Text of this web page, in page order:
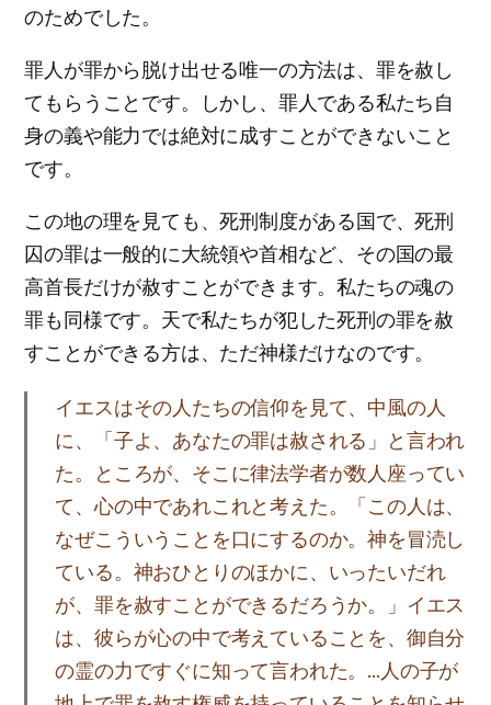
のためでした。
罪人が罪から脱け出せる唯一の方法は、罪を赦し
てもらうことです。しかし、罪人である私たち自
身の義や能力では絶対に成すことができないこと
です。
この地の理を見ても、死刑制度がある国で、死刑
囚の罪は一般的に大統領や首相など、その国の最
高首長だけが赦すことができます。私たちの魂の
罪も同様です。天で私たちが犯した死刑の罪を赦
すことができる方は、ただ神様だけなのです。
イエスはその人たちの信仰を見て、中風の人
に、「子よ、あなたの罪は赦される」と言われ
た。ところが、そこに律法学者が数人座ってい
て、心の中であれこれと考えた。「この人は、
なぜこういうことを口にするのか。神を冒涜し
ている。神おひとりのほかに、いったいだれ
が、罪を赦すことができるだろうか。」イエス
は、彼らが心の中で考えていることを、御自分
の霊の力ですぐに知って言われた。…人の子が